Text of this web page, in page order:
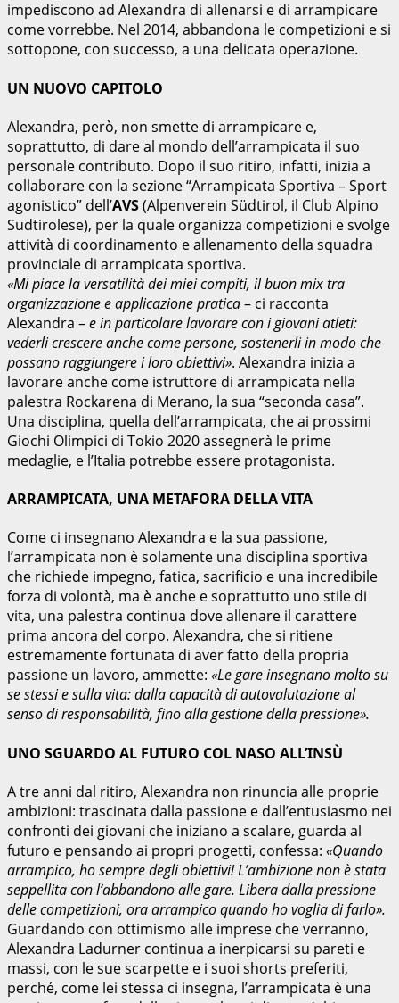
impediscono ad Alexandra di allenarsi e di arrampicare
come vorrebbe. Nel 2014, abbandona le competizioni e si
sottopone, con successo, a una delicata operazione.
UN NUOVO CAPITOLO
Alexandra, però, non smette di arrampicare e,
soprattutto, di dare al mondo dell’arrampicata il suo
personale contributo. Dopo il suo ritiro, infatti, inizia a
collaborare con la sezione “Arrampicata Sportiva – Sport
agonistico” dell’AVS(Alpenverein Südtirol, il Club Alpino
Sudtirolese), per la quale organizza competizioni e svolge
attività di coordinamento e allenamento della squadra
provinciale di arrampicata sportiva.
«Mi piace la versatilità dei miei compiti, il buon mix tra
organizzazione e applicazione pratica– ci racconta
Alexandra –e in particolare lavorare con i giovani atleti:
vederli crescere anche come persone, sostenerli in modo che
possano raggiungere i loro obiettivi». Alexandra inizia a
lavorare anche come istruttore di arrampicata nella
palestra Rockarena di Merano, la sua “seconda casa”.
Una disciplina, quella dell’arrampicata, che ai prossimi
Giochi Olimpici di Tokio 2020 assegnerà le prime
medaglie, e l’Italia potrebbe essere protagonista.
ARRAMPICATA, UNA METAFORA DELLA VITA
Come ci insegnano Alexandra e la sua passione,
l’arrampicata non è solamente una disciplina sportiva
che richiede impegno, fatica, sacrificio e una incredibile
forza di volontà, ma è anche e soprattutto uno stile di
vita, una palestra continua dove allenare il carattere
prima ancora del corpo. Alexandra, che si ritiene
estremamente fortunata di aver fatto della propria
passione un lavoro, ammette: «Le gare insegnano molto su
se stessi e sulla vita: dalla capacità di autovalutazione al
senso di responsabilità, fino alla gestione della pressione».
UNO SGUARDO AL FUTURO COL NASO ALL’INSÙ
A tre anni dal ritiro, Alexandra non rinuncia alle proprie
ambizioni: trascinata dalla passione e dall’entusiasmo nei
confronti dei giovani che iniziano a scalare, guarda al
futuro e pensando ai propri progetti, confessa: «Quando
arrampico, ho sempre degli obiettivi! L’ambizione non è stata
seppellita con l’abbandono alle gare. Libera dalla pressione
delle competizioni, ora arrampico quando ho voglia di farlo».
Guardando con ottimismo alle imprese che verranno,
Alexandra Ladurner continua a inerpicarsi su pareti e
massi, con le sue scarpette e i suoi shorts preferiti,
perché, come lei stessa ci insegna, l’arrampicata è una